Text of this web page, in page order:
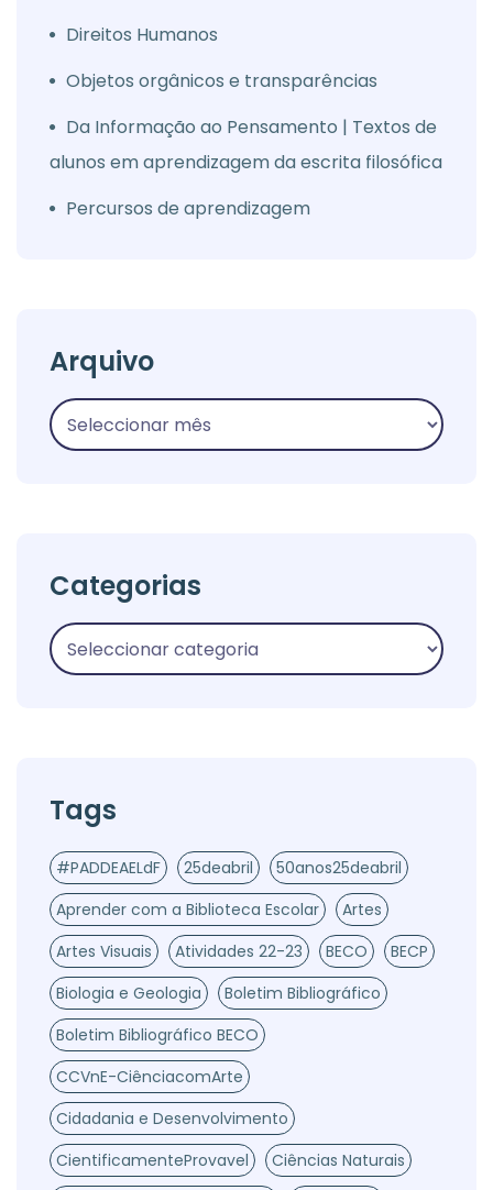
Direitos Humanos
Objetos orgânicos e transparências
Da Informação ao Pensamento | Textos de
alunos em aprendizagem da escrita filosófica
Percursos de aprendizagem
Arquivo
Categorias
Tags
#PADDEAELdF 25deabril
50anos25deabril
Aprender com a Biblioteca Escolar
Artes
Artes Visuais
Atividades 22-23 BECO
BECP
Biologia e Geologia
Boletim Bibliográfico
Boletim Bibliográfico BECO
CCVnE-CiênciacomArte
Cidadania e Desenvolvimento
CientificamenteProvavel
Ciências Naturais